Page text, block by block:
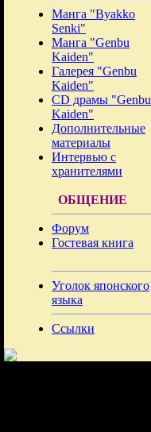
Манга "Byakko
Senki"
Манга "Genbu
Kaiden"
Галерея "Genbu
Kaiden"
CD драмы "Genbu
Kaiden"
Дополнительные
материалы
Интервью с
хранителями
ОБЩЕНИЕ
Форум
Гостевая книга
Уголок японского
языка
Ссылки